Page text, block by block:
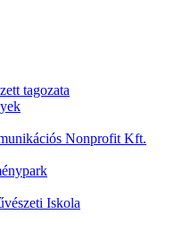
tagozata
Nonprofit Kft.
Iskola